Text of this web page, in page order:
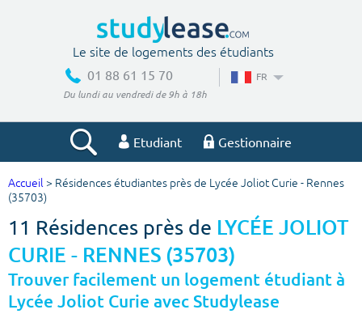
Le site de logements des étudiants
01 88 61 15 70
Du lundi au vendredi de 9h à 18h
FR
Etudiant Gestionnaire
Votre recherche
Ville, école
Budget min Budget max
Accueil > Résidences étudiantes près de Lycée Joliot Curie - Rennes
(35703)
11 Résidences près de LYCÉE JOLIOT
CURIE - RENNES (35703)
Trouver facilement un logement étudiant à
Lycée Joliot Curie avec Studylease